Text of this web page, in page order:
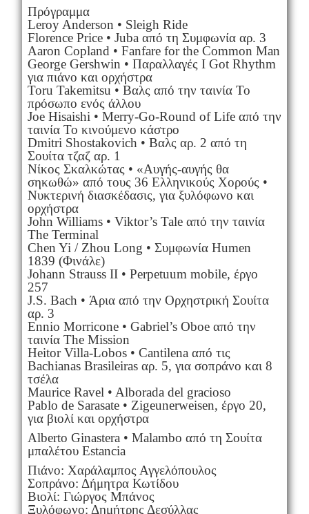
Πρόγραμμα
Leroy Anderson • Sleigh Ride
Florence Price • Juba από τη Συμφωνία αρ. 3
Aaron Copland • Fanfare for the Common Man
George Gershwin • Παραλλαγές I Got Rhythm
για πιάνο και ορχήστρα
Toru Takemitsu • Βαλς από την ταινία Το
πρόσωπο ενός άλλου
Joe Hisaishi • Merry-Go-Round of Life από την
ταινία Το κινούμενο κάστρο
Dmitri Shostakovich • Βαλς αρ. 2 από τη
Σουίτα τζαζ αρ. 1
Νίκος Σκαλκώτας • «Αυγής-αυγής θα
σηκωθώ» από τους 36 Ελληνικούς Χορούς •
Νυκτερινή διασκέδασις, για ξυλόφωνο και
ορχήστρα
John Williams • Viktor’s Tale από την ταινία
The Terminal
Chen Yi / Zhou Long • Συμφωνία Humen
1839 (Φινάλε)
Johann Strauss II • Perpetuum mobile, έργο
257
J.S. Bach • Άρια από την Ορχηστρική Σουίτα
αρ. 3
Ennio Morricone • Gabriel’s Oboe από την
ταινία The Mission
Heitor Villa-Lobos • Cantilena από τις
Bachianas Brasileiras αρ. 5, για σοπράνο και 8
τσέλα
Maurice Ravel • Alborada del gracioso
Pablo de Sarasate • Zigeunerweisen, έργο 20,
για βιολί και ορχήστρα
Alberto Ginastera • Malambo από τη Σουίτα
μπαλέτου Estancia
Πιάνο: Χαράλαμπος Αγγελόπουλος
Σοπράνο: Δήμητρα Κωτίδου
Βιολί: Γιώργος Μπάνος
Ξυλόφωνο: Δημήτρης Δεσύλλας